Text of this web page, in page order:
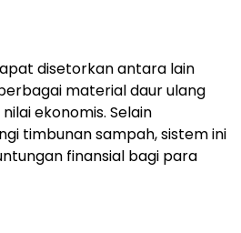
disetorkan antara lain
material daur ulang
ekonomis. Selain
timbunan sampah, sistem ini
finansial bagi para